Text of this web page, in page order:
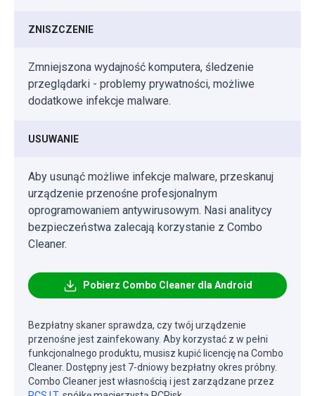
ZNISZCZENIE
Zmniejszona wydajność komputera, śledzenie
przeglądarki - problemy prywatności, możliwe
dodatkowe infekcje malware.
USUWANIE
Aby usunąć możliwe infekcje malware, przeskanuj
urządzenie przenośne profesjonalnym
oprogramowaniem antywirusowym. Nasi analitycy
bezpieczeństwa zalecają korzystanie z Combo
Cleaner.
Pobierz Combo Cleaner dla Android
Bezpłatny skaner sprawdza, czy twój urządzenie
przenośne jest zainfekowany. Aby korzystać z w pełni
funkcjonalnego produktu, musisz kupić licencję na Combo
Cleaner. Dostępny jest 7-dniowy bezpłatny okres próbny.
Combo Cleaner jest własnością i jest zarządzane przez